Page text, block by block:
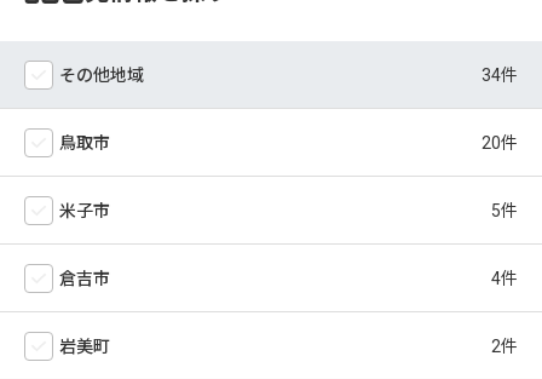
その他地域
鳥取市
米子市
倉吉市
岩美町